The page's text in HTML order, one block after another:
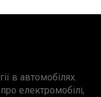
в автомобілях.
електромобілі,